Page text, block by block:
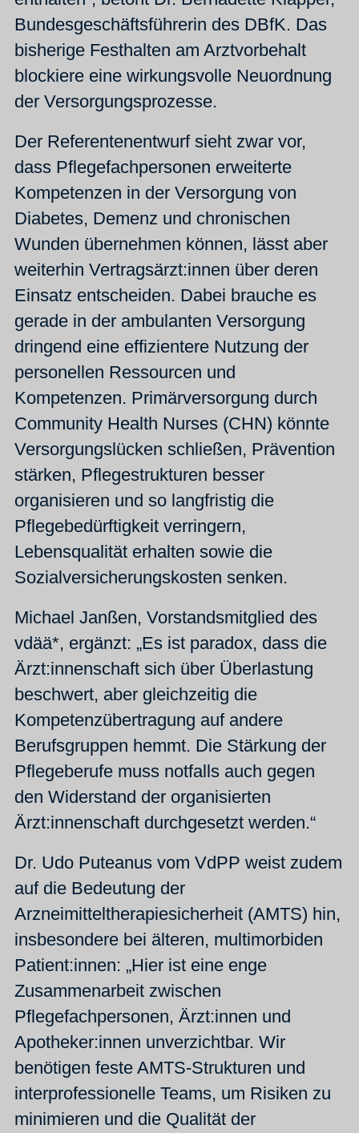
Bundesgeschäftsführerin des DBfK. Das
bisherige Festhalten am Arztvorbehalt
blockiere eine wirkungsvolle Neuordnung
der Versorgungsprozesse.
Der Referentenentwurf sieht zwar vor,
dass Pflegefachpersonen erweiterte
Kompetenzen in der Versorgung von
Diabetes, Demenz und chronischen
Wunden übernehmen können, lässt aber
weiterhin Vertragsärzt:innen über deren
Einsatz entscheiden. Dabei brauche es
gerade in der ambulanten Versorgung
dringend eine effizientere Nutzung der
personellen Ressourcen und
Kompetenzen. Primärversorgung durch
Community Health Nurses (CHN) könnte
Versorgungslücken schließen, Prävention
stärken, Pflegestrukturen besser
organisieren und so langfristig die
Pflegebedürftigkeit verringern,
Lebensqualität erhalten sowie die
Sozialversicherungskosten senken.
Michael Janßen, Vorstandsmitglied des
vdää*, ergänzt: „Es ist paradox, dass die
Ärzt:innenschaft sich über Überlastung
beschwert, aber gleichzeitig die
Kompetenzübertragung auf andere
Berufsgruppen hemmt. Die Stärkung der
Pflegeberufe muss notfalls auch gegen
den Widerstand der organisierten
Ärzt:innenschaft durchgesetzt werden.“
Dr. Udo Puteanus vom VdPP weist zudem
auf die Bedeutung der
Arzneimitteltherapiesicherheit (AMTS) hin,
insbesondere bei älteren, multimorbiden
Patient:innen: „Hier ist eine enge
Zusammenarbeit zwischen
Pflegefachpersonen, Ärzt:innen und
Apotheker:innen unverzichtbar. Wir
benötigen feste AMTS-Strukturen und
interprofessionelle Teams, um Risiken zu
minimieren und die Qualität der